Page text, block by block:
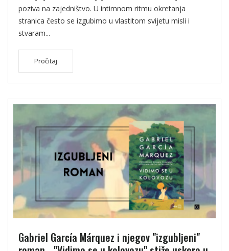
poziva na zajedništvo. U intimnom ritmu okretanja
stranica često se izgubimo u vlastitom svijetu misli i
stvaram...
Pročitaj
Gabriel García Márquez i njegov "izgubljeni"